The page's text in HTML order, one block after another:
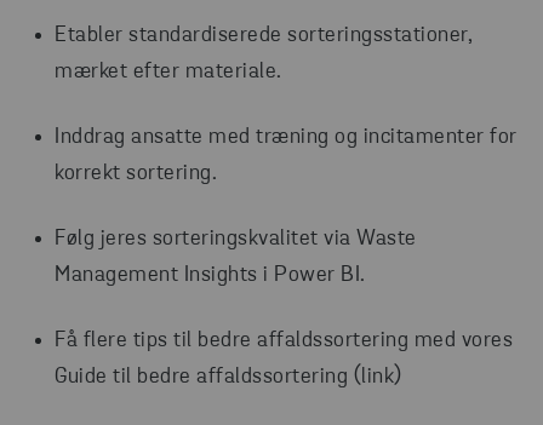
Etabler standardiserede sorteringsstationer,
mærket efter materiale.
Inddrag ansatte med træning og incitamenter for
korrekt sortering.
Følg jeres sorteringskvalitet via Waste
Management Insights i Power BI.
Få flere tips til bedre affaldssortering med vores
Guide til bedre affaldssortering (link)